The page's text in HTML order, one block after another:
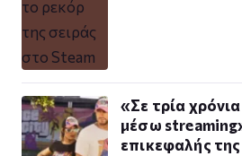
«Σε τρία
μέσω
επικεφαλής